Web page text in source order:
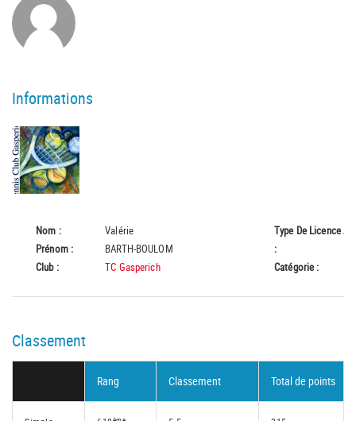
Informations
Nom :
Valérie
Prénom :
BARTH-BOULOM
Club :
TC Gasperich
Type De Licence
:
A
Catégorie :
Classement
Rang Classement Total de points